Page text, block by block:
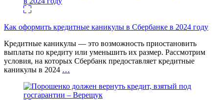
Как оформить кредитные каникулы в Сбербанке в 2024 году
Кредитные каникулы — это возможность приостановить
выплаты по кредиту или уменьшить их размер. Рассмотрим
условия, на которых Сбербанк предоставляет кредитные
каникулы в 2024 …